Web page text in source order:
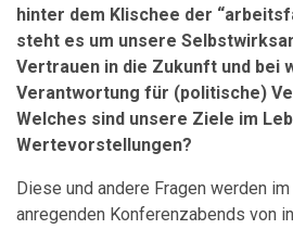
hinter dem Klischee der
steht es um unsere
Vertrauen in die Zukunft und bei
Verantwortung für (politische)
Welches sind unsere Ziele im
Wertevorstellungen?
Diese und andere Fragen werden
anregenden Konferenzabends von